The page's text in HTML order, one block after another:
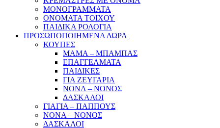
ΜΟΝΟΓΡΑΜΜΑΤΑ
ΟΝΟΜΑΤΑ ΤΟΙΧΟΥ
ΠΑΙΔΙΚΑ ΡΟΛΟΓΙΑ
ΠΡΟΣΩΠΟΠΟΙΗΜΕΝΑ ΔΩΡΑ
ΚΟΥΠΕΣ
ΜΑΜΑ – ΜΠΑΜΠΑΣ
ΕΠΑΓΓΕΛΜΑΤΑ
ΠΑΙΔΙΚΕΣ
ΓΙΑ ΖΕΥΓΑΡΙΑ
ΝΟΝΑ – ΝΟΝΟΣ
ΔΑΣΚΑΛΟΙ
ΓΙΑΓΙΑ – ΠΑΠΠΟΥΣ
ΝΟΝΑ – ΝΟΝΟΣ
ΔΑΣΚΑΛΟΙ